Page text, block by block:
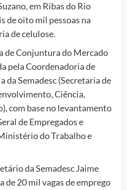
em Ribas do Rio
de oito mil pessoas na
de celulose.
de Conjuntura do Mercado
pela Coordenadoria de
da Semadesc (Secretaria de
Ciência,
com base no levantamento
de Empregados e
do Trabalho e
da Semadesc Jaime
de 20 mil vagas de emprego